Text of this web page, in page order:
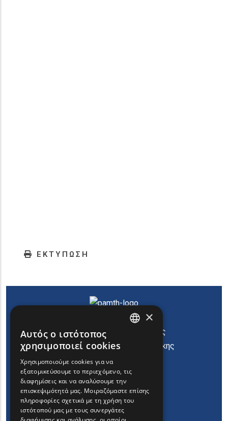
ΕΚΤΥΠΩΣΗ
Κατεβάστε την εφαρμογή
παιχνιδιού της Περιφέρειας
Ανατολικής Μακεδονίας Θράκης
FRENCH
BULGARIAN
×
Αυτός ο ιστότοπος
χρησιμοποιεί cookies
Χρησιμοποιούμε cookies για να
εξατομικεύσουμε το περιεχόμενο, τις
διαφημίσεις και να αναλύσουμε την
επισκεψιμότητά μας. Μοιραζόμαστε επίσης
πληροφορίες σχετικά με τη χρήση του
ιστότοπού μας με τους συνεργάτες